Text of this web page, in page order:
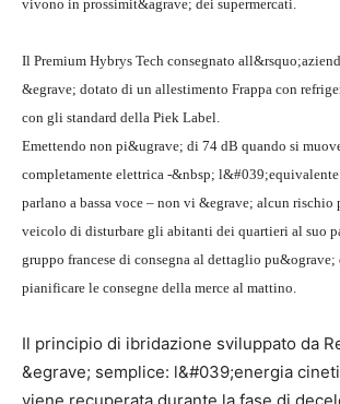
vivono in prossimit&agrave; dei supermercati.
Il Premium Hybrys Tech consegnato
&egrave; dotato di un allestimento Frappa con
con gli standard della Piek Label.
Emettendo non pi&ugrave; di 74 dB quando si
completamente elettrica -&nbsp; l&#039;equivalente
parlano a bassa voce – non vi &egrave; alcun
veicolo di disturbare gli abitanti dei quartieri al suo
gruppo francese di consegna al dettaglio
pianificare le consegne della merce al mattino.
Il principio di ibridazione sviluppato da
&egrave; semplice: l&#039;energia